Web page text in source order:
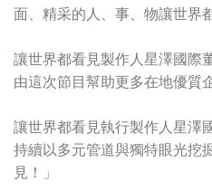
面、精采的人、事、物讓世界
讓世界都看見製作人星澤國際
由這次節目幫助更多在地優質
讓世界都看見執行製作人星澤
持續以多元管道與獨特眼光挖
見！」